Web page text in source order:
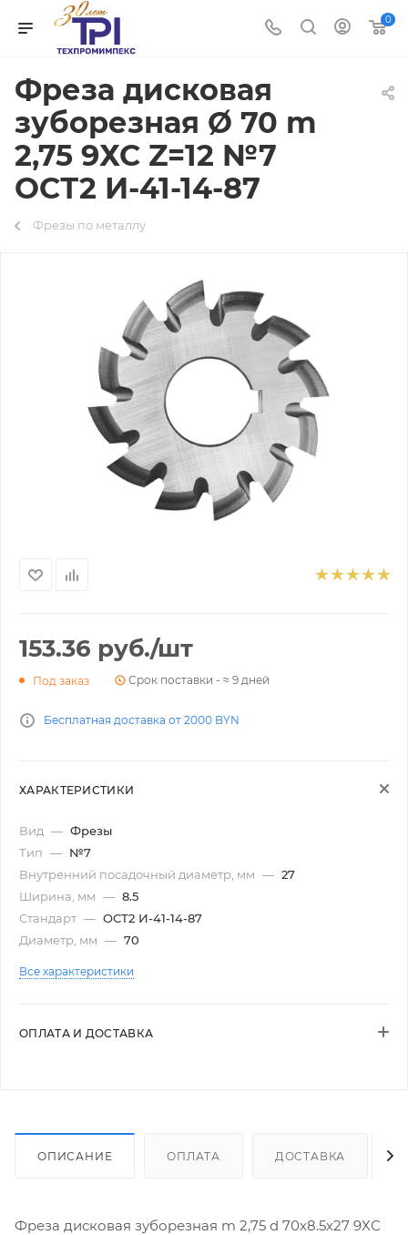
0
Фреза дисковая
зуборезная Ø 70 m
2,75 9ХС Z=12 №7
ОСТ2 И-41-14-87
Фрезы по металлу
153.36 руб./шт
Под заказ Срок поставки - ≈ 9 дней
Бесплатная доставка от 2000 BYN
ХАРАКТЕРИСТИКИ
Вид — Фрезы
Тип — №7
Внутренний посадочный диаметр, мм — 27
Ширина, мм — 8.5
Стандарт — ОСТ2 И-41-14-87
Диаметр, мм — 70
Все характеристики
ОПЛАТА И ДОСТАВКА
ОПИСАНИЕ ОПЛАТА ДОСТАВКА
Фреза дисковая зуборезная m 2,75 d 70х8.5х27 9ХС